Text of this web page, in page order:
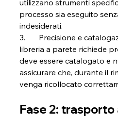
utilizzano strumenti
processo sia eseguito
indesiderati.
3.	Precisione e catalogazione: smontare una
libreria a parete richiede
deve essere catalogato e
assicurare che, durante il
venga ricollocato
Fase 2: